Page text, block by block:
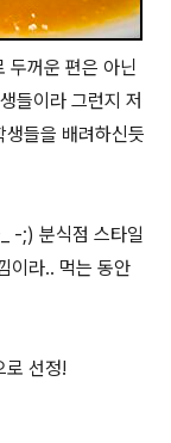
두꺼운 편은 아닌
들이라 그런지 저
들을 배려하신듯
-;) 분식점 스타일
이라.. 먹는 동안
로 선정!